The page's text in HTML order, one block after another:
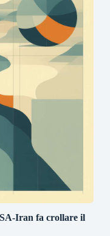
Iran fa crollare il